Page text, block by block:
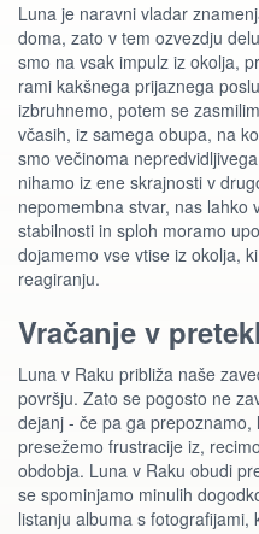
Luna je naravni vladar
doma, zato v tem ozvezdju
smo na vsak impulz iz okolja,
rami kakšnega prijaznega
izbruhnemo, potem se
včasih, iz samega obupa, na
smo večinoma
nihamo iz ene skrajnosti v
nepomembna stvar, nas lahko
stabilnosti in sploh moramo
dojamemo vse vtise iz okolja,
reagiranju.
Vračanje v
Luna v Raku približa naše
površju. Zato se pogosto ne
dejanj - če pa ga
presežemo frustracije iz,
obdobja. Luna v Raku obudi
se spominjamo minulih
listanju albuma s fotografijami,